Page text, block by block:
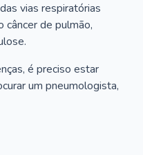
vias respiratórias
câncer de pulmão,
é preciso estar
um pneumologista,